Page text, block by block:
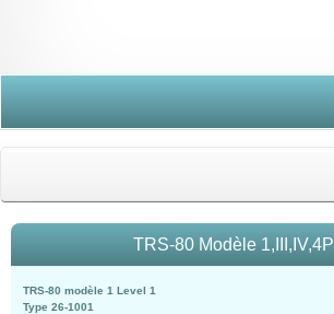
TRS-80 Modèle 1,III,IV,4P
TRS-80 modèle 1 Level 1
Type 26-1001